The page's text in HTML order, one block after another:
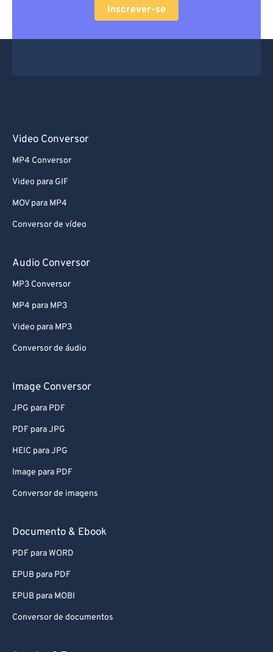
Inscrever-se
Video Conversor
MP4 Conversor
Video para GIF
MOV para MP4
Conversor de vídeo
Audio Conversor
MP3 Conversor
MP4 para MP3
Video para MP3
Conversor de áudio
Image Conversor
JPG para PDF
PDF para JPG
HEIC para JPG
Image para PDF
Conversor de imagens
Documento & Ebook
PDF para WORD
EPUB para PDF
EPUB para MOBI
Conversor de documentos